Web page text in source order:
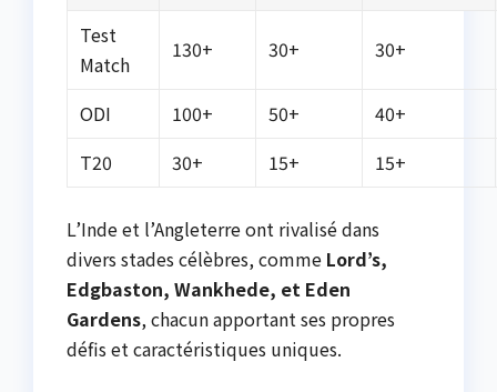
Test
Match
130+ 30+ 30+
ODI 100+ 50+
40+
T20
30+ 15+ 15+
L’Inde et l’Angleterre ont rivalisé dans
divers stades célèbres, comme Lord’s,
Edgbaston, Wankhede, et Eden
Gardens, chacun apportant ses propres
défis et caractéristiques uniques.